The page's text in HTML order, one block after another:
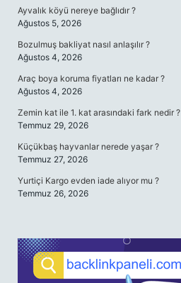
Ayvalık köyü nereye bağlıdır ?
Ağustos 5, 2026
Bozulmuş bakliyat nasıl anlaşılır ?
Ağustos 4, 2026
Araç boya koruma fiyatları ne kadar ?
Ağustos 4, 2026
Zemin kat ile 1. kat arasındaki fark nedir ?
Temmuz 29, 2026
Küçükbaş hayvanlar nerede yaşar ?
Temmuz 27, 2026
Yurtiçi Kargo evden iade alıyor mu ?
Temmuz 26, 2026